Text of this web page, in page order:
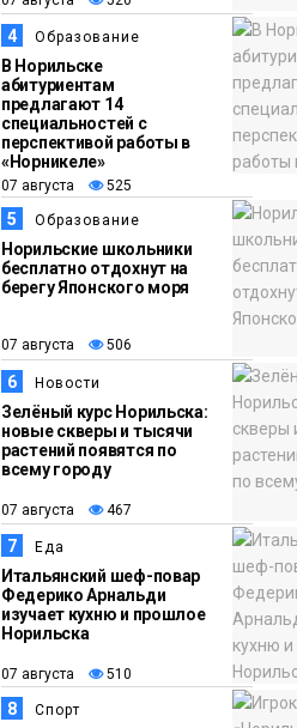
13:59
07 августа
Новости
«Домик
«Самолёт в
появятся в
4 Образование
В Норильске
абитуриентам
предлагают 14
специальностей с
перспективой работы в
«Норникеле»
07 августа 525
5 Образование
Норильские школьники
бесплатно отдохнут на
берегу Японского моря
07 августа 506
6 Новости
Зелёный курс Норильска:
новые скверы и тысячи
растений появятся по
всему городу
07 августа 467
7 Еда
Итальянский шеф-повар
Федерико Арнальди
изучает кухню и прошлое
Норильска
07 августа 510
8 Спорт